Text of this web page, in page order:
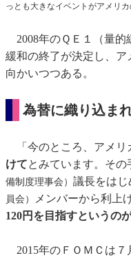
っとも大きなイベントがアメリカ
2008年のＱＥ１（量的
緩和の終了が決定し、ア
向かいつつある。
為替に織り込ま
「今のところ、アメリ
けてとみています。その
備制度理事会） 議長をはじ
員会）
メンバーから利上
120円を目指すというの
2015年のＦＯＭＣは７